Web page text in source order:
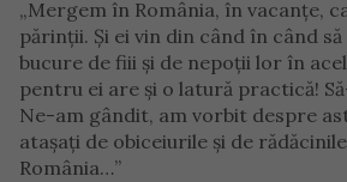
„Mergem în România, în vacanțe,
părinții. Și ei vin din când în când să
bucure de fiii și de nepoții lor în
pentru ei are și o latură practică!
Ne-am gândit, am vorbit despre
atașați de obiceiurile și de
România…”